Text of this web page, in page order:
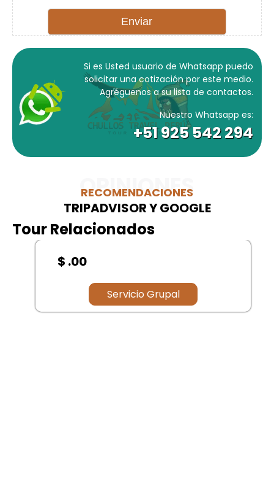
Si es Usted usuario de Whatsapp puedo
solicitar una cotización por este medio.
Agréguenos a su lista de contactos.
Nuestro Whatsapp es:
+51 925 542 294
OPINIONES
RECOMENDACIONES
TRIPADVISOR Y GOOGLE
Tour Relacionados
$ .00
Servicio Grupal